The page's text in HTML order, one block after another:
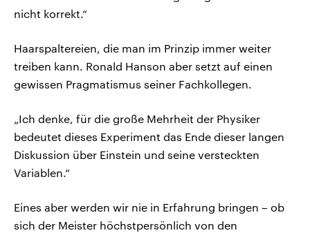
nicht korrekt.“
Haarspaltereien, die man im Prinzip immer weiter
treiben kann. Ronald Hanson aber setzt auf einen
gewissen Pragmatismus seiner Fachkollegen.
„Ich denke, für die große Mehrheit der Physiker
bedeutet dieses Experiment das Ende dieser langen
Diskussion über Einstein und seine versteckten
Variablen.“
Eines aber werden wir nie in Erfahrung bringen – ob
sich der Meister höchstpersönlich von den